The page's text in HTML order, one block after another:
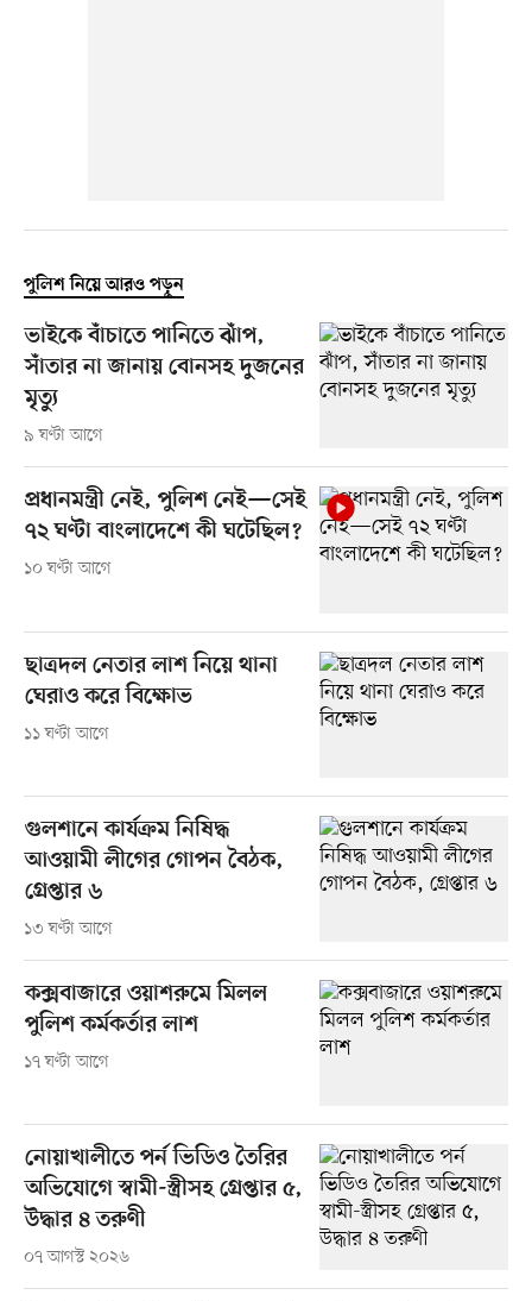
পুলিশ নিয়ে আরও পড়ুন
ভাইকে বাঁচাতে পানিতে ঝাঁপ,
সাঁতার না জানায় বোনসহ দুজনের
মৃত্যু
৯ ঘণ্টা আগে
প্রধানমন্ত্রী নেই, পুলিশ নেই—সেই
৭২ ঘণ্টা বাংলাদেশে কী ঘটেছিল?
১০ ঘণ্টা আগে
ছাত্রদল নেতার লাশ নিয়ে থানা
ঘেরাও করে বিক্ষোভ
১১ ঘণ্টা আগে
গুলশানে কার্যক্রম নিষিদ্ধ
আওয়ামী লীগের গোপন বৈঠক,
গ্রেপ্তার ৬
১৩ ঘণ্টা আগে
কক্সবাজারে ওয়াশরুমে মিলল
পুলিশ কর্মকর্তার লাশ
১৭ ঘণ্টা আগে
নোয়াখালীতে পর্ন ভিডিও তৈরির
অভিযোগে স্বামী-স্ত্রীসহ গ্রেপ্তার ৫,
উদ্ধার ৪ তরুণী
০৭ আগস্ট ২০২৬